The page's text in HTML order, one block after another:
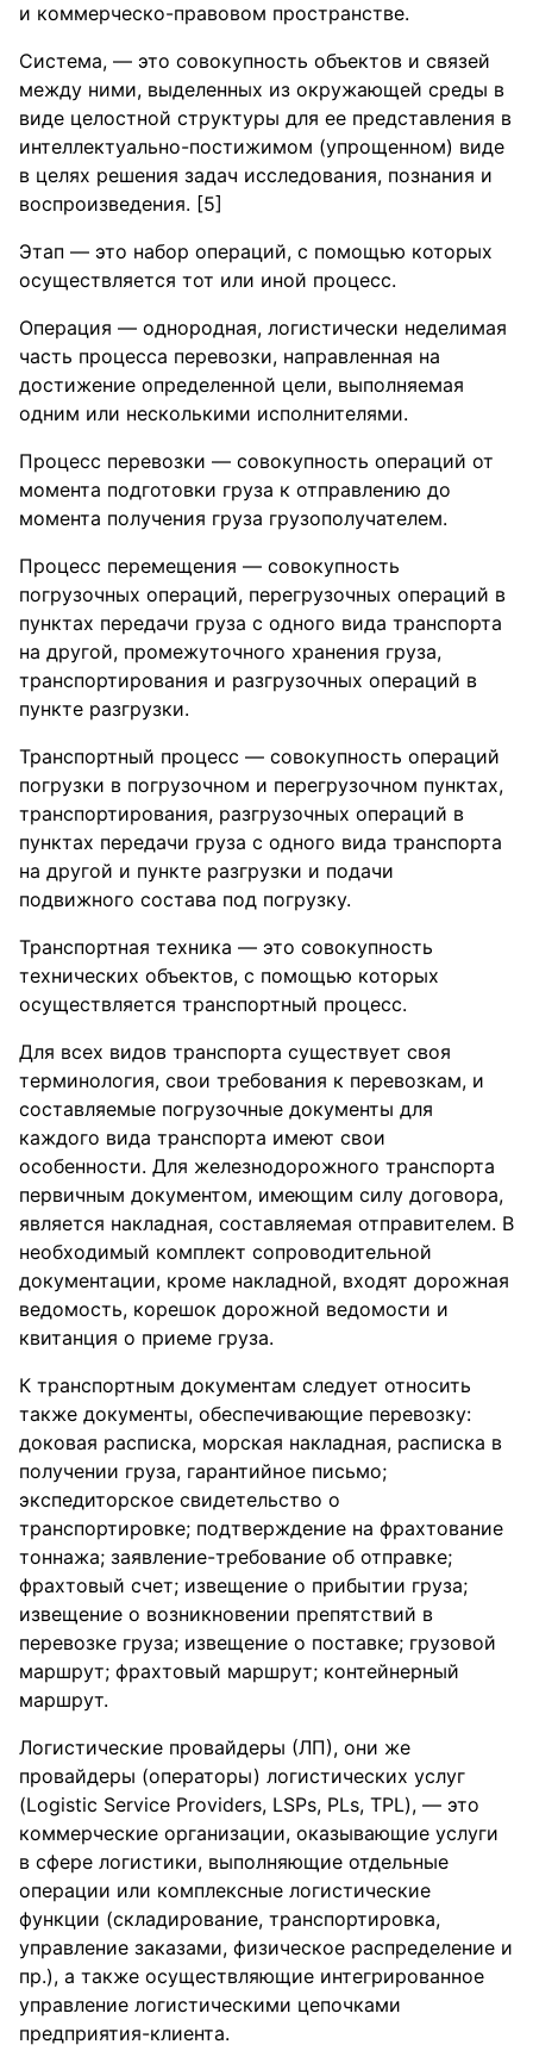
и коммерческо-правовом пространстве.
Система, — это совокупность объектов и связей
между ними, выделенных из окружающей среды в
виде целостной структуры для ее представления в
интеллектуально-постижимом (упрощенном) виде
в целях решения задач исследования, познания и
воспроизведения. [5]
Этап — это набор операций, с помощью которых
осуществляется тот или иной процесс.
Операция — однородная, логистически неделимая
часть процесса перевозки, направленная на
достижение определенной цели, выполняемая
одним или несколькими исполнителями.
Процесс перевозки — совокупность операций от
момента подготовки груза к отправлению до
момента получения груза грузополучателем.
Процесс перемещения — совокупность
погрузочных операций, перегрузочных операций в
пунктах передачи груза с одного вида транспорта
на другой, промежуточного хранения груза,
транспортирования и разгрузочных операций в
пункте разгрузки.
Транспортный процесс — совокупность операций
погрузки в погрузочном и перегрузочном пунктах,
транспортирования, разгрузочных операций в
пунктах передачи груза с одного вида транспорта
на другой и пункте разгрузки и подачи
подвижного состава под погрузку.
Транспортная техника — это совокупность
технических объектов, с помощью которых
осуществляется транспортный процесс.
Для всех видов транспорта существует своя
терминология, свои требования к перевозкам, и
составляемые погрузочные документы для
каждого вида транспорта имеют свои
особенности. Для железнодорожного транспорта
первичным документом, имеющим силу договора,
является накладная, составляемая отправителем. В
необходимый комплект сопроводительной
документации, кроме накладной, входят дорожная
ведомость, корешок дорожной ведомости и
квитанция о приеме груза.
К транспортным документам следует относить
также документы, обеспечивающие перевозку:
доковая расписка, морская накладная, расписка в
получении груза, гарантийное письмо;
экспедиторское свидетельство о
транспортировке; подтверждение на фрахтование
тоннажа; заявление-требование об отправке;
фрахтовый счет; извещение о прибытии груза;
извещение о возникновении препятствий в
перевозке груза; извещение о поставке; грузовой
маршрут; фрахтовый маршрут; контейнерный
маршрут.
Логистические провайдеры (ЛП), они же
провайдеры (операторы) логистических услуг
(Logistic Service Providers, LSPs, PLs, TPL), — это
коммерческие организации, оказывающие услуги
в сфере логистики, выполняющие отдельные
операции или комплексные логистические
функции (складирование, транспортировка,
управление заказами, физическое распределение и
пр.), а также осуществляющие интегрированное
управление логистическими цепочками
предприятия-клиента.